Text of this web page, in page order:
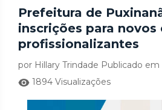
Prefeitura de
inscrições para novos
profissionalizantes
por Hillary Trindade Publicado em
1894 Visualizações